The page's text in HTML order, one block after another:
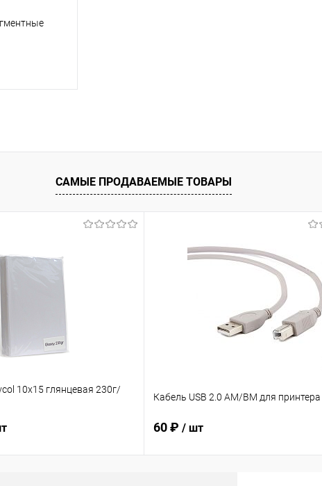
К сравнению
В наличииСАМЫЕ ПРОДАВАЕМЫЕ ТОВАРЫ
10х15 глянцевая 230г/
Кабель USB 2.0 AM/BM для
60 ₽ / шт